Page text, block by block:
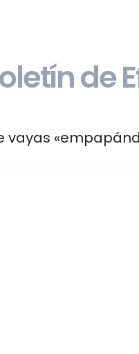
de
vayas